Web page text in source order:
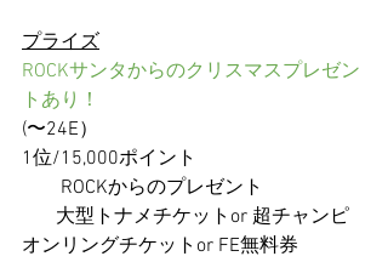
プライズ
ROCKサンタからのクリスマスプレゼン
トあり！
(〜24E）
1位/15,000ポイント
ROCKからのプレゼント
大型トナメチケットor 超チャンピ
オンリングチケットor FE無料券